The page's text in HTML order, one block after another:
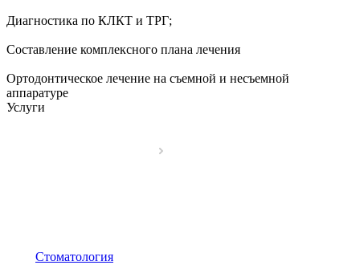
Диагностика по КЛКТ и ТРГ;
Составление комплексного плана лечения
Ортодонтическое лечение на съемной и несъемной
аппаратуре
Услуги
Стоматология